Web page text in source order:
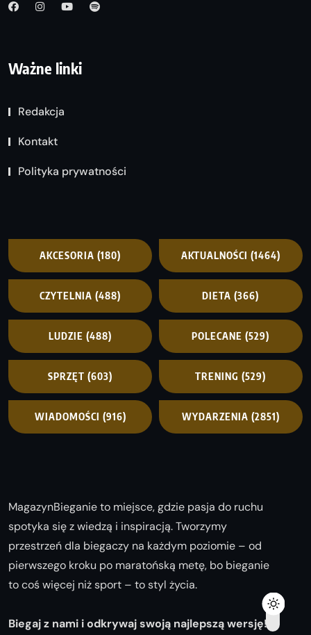
Ważne linki
Redakcja
Kontakt
Polityka prywatności
AKCESORIA (180) AKTUALNOŚCI (1464)
CZYTELNIA (488) DIETA (366)
LUDZIE (488) POLECANE (529)
SPRZĘT (603) TRENING (529)
WIADOMOŚCI (916) WYDARZENIA (2851)
MagazynBieganie to miejsce, gdzie pasja do ruchu
spotyka się z wiedzą i inspiracją. Tworzymy
przestrzeń dla biegaczy na każdym poziomie – od
pierwszego kroku po maratońską metę, bo bieganie
to coś więcej niż sport – to styl życia.
Biegaj z nami i odkrywaj swoją najlepszą wersję!